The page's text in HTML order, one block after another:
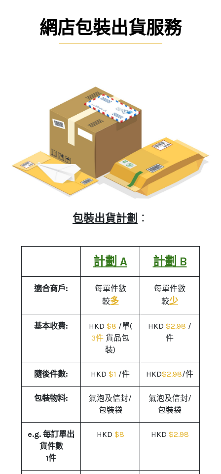
網店包裝出貨服務
包裝出貨計劃 ：
計劃 A 計劃 B
適合商戶:
每單件數
較多
每單件數
較少
基本收費: HKD $8 /單(
3件 貨品包
裝)
HKD $2.98 /
件
隨後件數: HKD $1 /件 HKD$2.98/件
包裝物料:
氣泡及信封/
包裝袋
氣泡及信封/
包裝袋
e.g. 每訂單出
貨件數
1件
HKD $8 HKD $2.98